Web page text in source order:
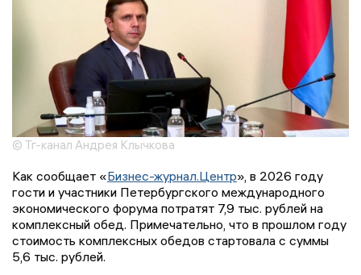
© Тг-канал Андрея Клычкова
Как сообщает «Бизнес-журнал.Центр», в 2026 году
гости и участники Петербургского международного
экономического форума потратят 7,9 тыс. рублей на
комплексный обед. Примечательно, что в прошлом году
стоимость комплексных обедов стартовала с суммы
5,6 тыс. рублей.